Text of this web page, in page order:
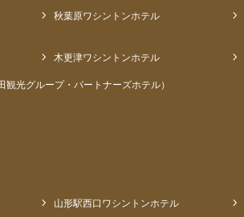
秋葉原ワシントンホテル
木更津ワシントンホテル
光グループ・パートナーズホテル）
山形駅西口ワシントンホテル